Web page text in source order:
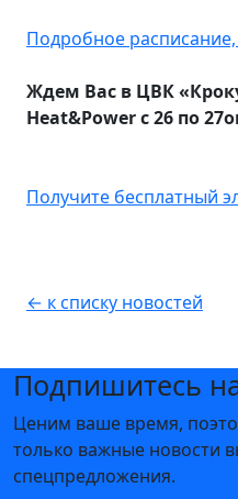
Подробное
Ждем Вас в ЦВК
Heat&Powerс 26 по
Получите бесплатный
← к списку новостей
Подпишитесь
Ценим ваше время,
только важные новости
спецпредложения.